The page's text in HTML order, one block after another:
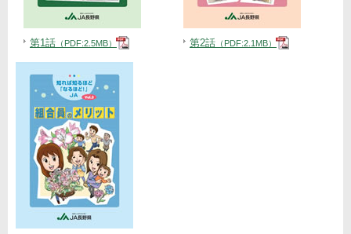
第1話 （PDF:2.5MB） 第2話 （PDF:2.1MB）